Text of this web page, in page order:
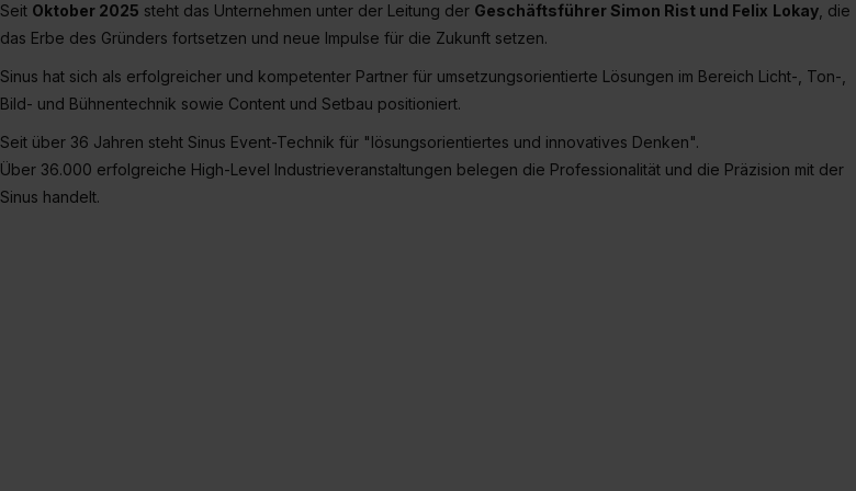
„Details zeigen“. Weitere Informationen:Datenschutzerklärung, Impressum
Seit Oktober 2025 steht das Unternehmen unter der Leitung der Geschäftsführer Simon Rist und Felix Lokay , die
das Erbe des Gründers fortsetzen und neue Impulse für die Zukunft setzen.
Sinus hat sich als erfolgreicher und kompetenter Partner für umsetzungsorientierte Lösungen im Bereich Licht-, Ton-,
Bild- und Bühnentechnik sowie Content und Setbau positioniert.
Seit über 36 Jahren steht Sinus Event-Technik für "lösungsorientiertes und innovatives Denken".
Über 36.000 erfolgreiche High-Level Industrieveranstaltungen belegen die Professionalität und die Präzision mit der
Sinus handelt.